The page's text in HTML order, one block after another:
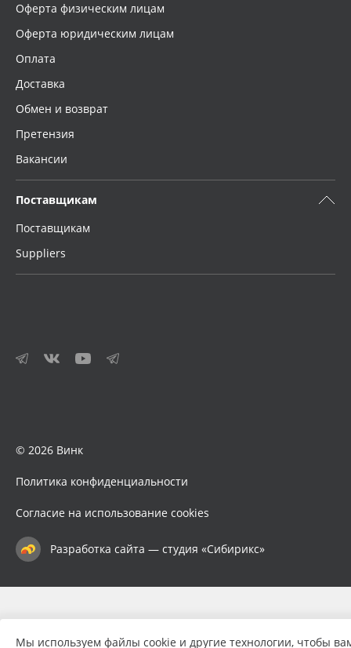
Оферта физическим лицам
Оферта юридическим лицам
Оплата
Доставка
Обмен и возврат
Претензия
Вакансии
Поставщикам
Поставщикам
Suppliers
© 2026 Винк
Политика конфиденциальности
Согласие на использование cookies
Разработка сайта — студия «Сибирикс»
Мы используем файлы cookie и другие технологии, чтобы